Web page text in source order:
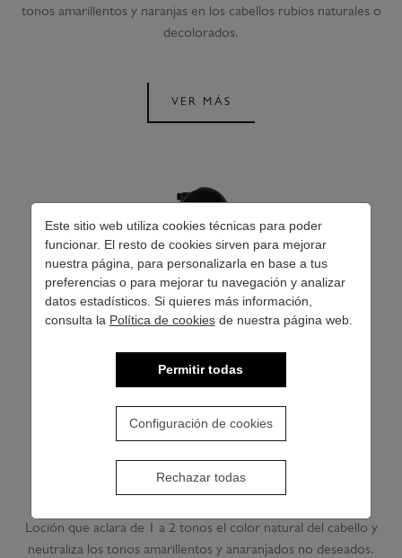
Este sitio web utiliza cookies técnicas para poder
funcionar. El resto de cookies sirven para mejorar
nuestra página, para personalizarla en base a tus
preferencias o para mejorar tu navegación y analizar
datos estadísticos. Si quieres más información,
consulta la Política de cookiesde nuestra página web.
Permitir todas
Configuración de cookies
Rechazar todas
tonos amarillentos y naranjas en los cabellos rubios naturales o
decolorados.
VER MÁS
LIGHTENING SPRAY
Loción que aclara de 1 a 2 tonos el color natural del cabello y
neutraliza los tonos amarillentos y anaranjados no deseados.